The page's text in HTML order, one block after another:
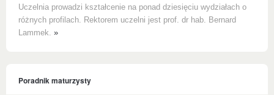
Uczelnia prowadzi kształcenie na ponad dziesięciu wydziałach o
różnych profilach. Rektorem uczelni jest prof. dr hab. Bernard
Lammek. »
Poradnik maturzysty